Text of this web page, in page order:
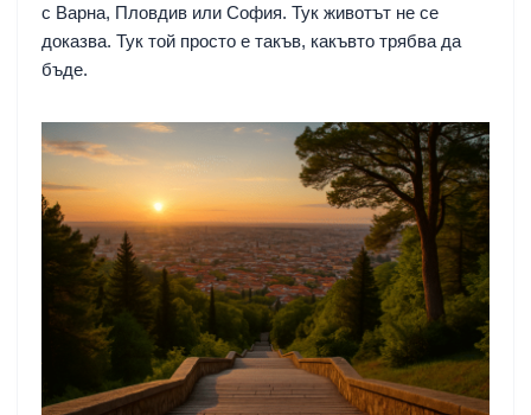
с Варна, Пловдив или София. Тук животът не се
доказва. Тук той просто е такъв, какъвто трябва да
бъде.